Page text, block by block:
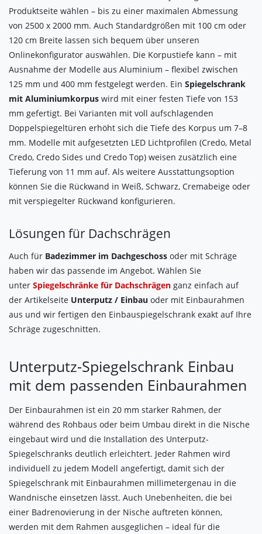
Produktseite wählen – bis zu einer maximalen Abmessung
von 2500 x 2000 mm. Auch Standardgrößen mit 100 cm oder
120 cm Breite lassen sich bequem über unseren
Onlinekonfigurator auswählen. Die Korpustiefe kann – mit
Ausnahme der Modelle aus Aluminium – flexibel zwischen
125 mm und 400 mm festgelegt werden. Ein Spiegelschrank
mit Aluminiumkorpus wird mit einer festen Tiefe von 153
mm gefertigt. Bei Varianten mit voll aufschlagenden
Doppelspiegeltüren erhöht sich die Tiefe des Korpus um 7–8
mm. Modelle mit aufgesetzten LED Lichtprofilen (Credo, Metal
Credo, Credo Sides und Credo Top) weisen zusätzlich eine
Tieferung von 11 mm auf. Als weitere Ausstattungsoption
können Sie die Rückwand in Weiß, Schwarz, Cremabeige oder
mit verspiegelter Rückwand konfigurieren.
Lösungen für Dachschrägen
Auch für Badezimmer im Dachgeschoss oder mit Schräge
haben wir das passende im Angebot. Wählen Sie
unter Spiegelschränke für Dachschrägen ganz einfach auf
der Artikelseite Unterputz / Einbau oder mit Einbaurahmen
aus und wir fertigen den Einbauspiegelschrank exakt auf Ihre
Schräge zugeschnitten.
Unterputz-Spiegelschrank Einbau
mit dem passenden Einbaurahmen
Der Einbaurahmen ist ein 20 mm starker Rahmen, der
während des Rohbaus oder beim Umbau direkt in die Nische
eingebaut wird und die Installation des Unterputz-
Spiegelschranks deutlich erleichtert. Jeder Rahmen wird
individuell zu jedem Modell angefertigt, damit sich der
Spiegelschrank mit Einbaurahmen millimetergenau in die
Wandnische einsetzen lässt. Auch Unebenheiten, die bei
einer Badrenovierung in der Nische auftreten können,
werden mit dem Rahmen ausgeglichen – ideal für die